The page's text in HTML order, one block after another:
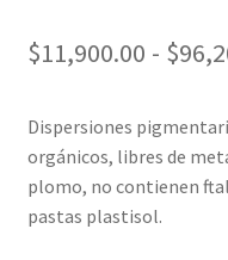
$11,900.00 - $
Dispersiones
orgánicos, libres de
plomo, no contienen
pastas plastisol.